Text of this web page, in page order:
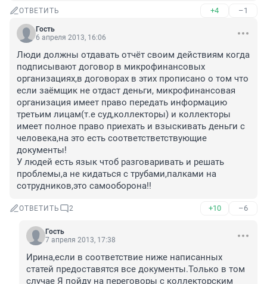
ОТВЕТИТЬ +4 –1
Гость
6 апреля 2013, 16:06
Люди должны отдавать отчёт своим действиям когда
подписывают договор в микрофинансовых
организациях,в договорах в этих прописано о том что
если заёмщик не отдаст деньги, микрофинансовая
организация имеет право передать информацию
третьим лицам(т.е суд,коллекторы) и коллекторы
имеет полное право приехать и взыскивать деньги с
человека,на это есть соответстветствующие
документы!
У людей есть язык чтоб разговаривать и решать
проблемы,а не кидаться с трубами,палками на
сотрудников,это самооборона!!
ОТВЕТИТЬ 2 +10 –6
Гость
7 апреля 2013, 17:38
Ирина,если в соответствие ниже написанных
статей предоставятся все документы.Только в том
случае Я пойду на переговоры с коллекторским